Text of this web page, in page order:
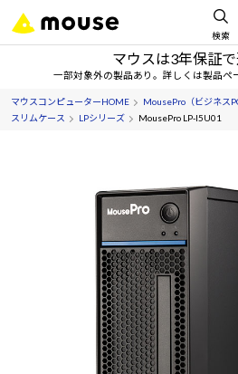
検索
マウスは3年保証
一部対象外の製品あり。詳しくは製品ペ
マウスコンピューターHOME MousePro（ビジネス
スリムケース
LPシリーズ MousePro LP-I5U01